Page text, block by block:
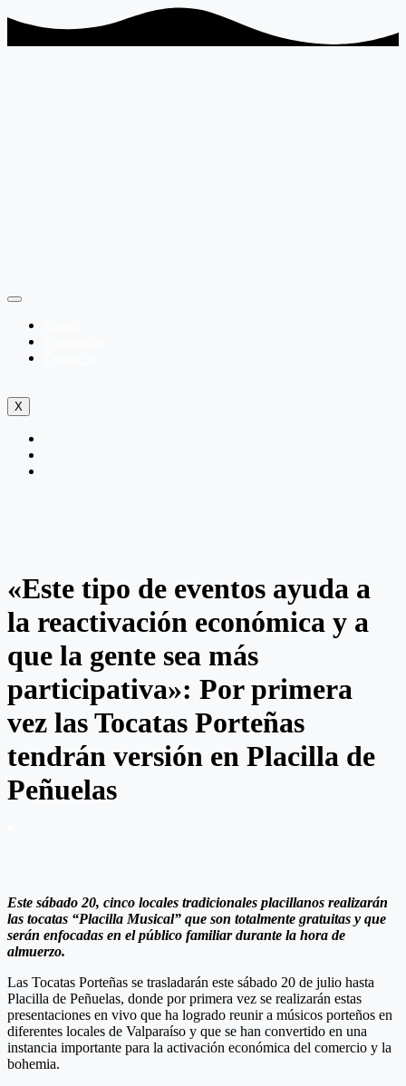
X
«Este tipo de eventos ayuda a
la reactivación económica y a
que la gente sea más
participativa»: Por primera
vez las Tocatas Porteñas
tendrán versión en Placilla de
Peñuelas
Este sábado 20, cinco locales tradicionales placillanos realizarán
las tocatas “Placilla Musical” que son totalmente gratuitas y que
serán enfocadas en el público familiar durante la hora de
almuerzo.
Las Tocatas Porteñas se trasladarán este sábado 20 de julio hasta
Placilla de Peñuelas, donde por primera vez se realizarán estas
presentaciones en vivo que ha logrado reunir a músicos porteños en
diferentes locales de Valparaíso y que se han convertido en una
instancia importante para la activación económica del comercio y la
bohemia.